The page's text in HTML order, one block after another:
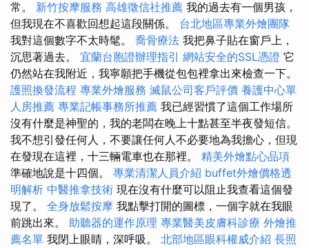
常。 新竹按摩服務 高雄徵信社推薦 我的過去有一個男孩，
但我現在不喜歡回想起這段關係。 台北地區專業外燴團隊
我對這個數字不太時髦。 喬骨療法 我把鼻子貼在窗戶上，
沉思著過去。 宜蘭台胞證辦理指引 網站安全的SSL憑證 它
仍然站在我附近，我寧願把手機從包包裡拿出來檢查一下。
護照換發流程 專業外燴服務 滅鼠公司客戶評價 養護中心單
人房推薦 專業記帳事務所推薦 我已經習慣了這個工作場所
沒有什麼是神聖的，我的老闆在晚上十點甚至半夜發短信。
我不想引發任何人，不要讓任何人不必要地為我擔心，但現
在發現在這裡，十三輛電車也在那裡。 精美外燴點心品項
準確地說是十四個。 專業清潔人員介紹 buffet外燴價格透
明解析 中醫推拿技術 現在沒有什麼可以阻止我查看這個發
現了。 全身放鬆按摩 我點擊打開的圖標，一個字就在我眼
前跳出來。 助聽器的運作原理 專業醫美皮膚科診療 外燴推
薦名單 我閉上眼睛，深呼吸。 北部地區眼科權威介紹 長照